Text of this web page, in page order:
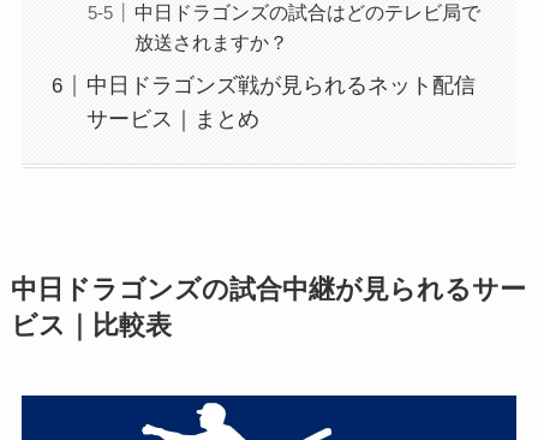
中日ドラゴンズの試合はどのテレビ局で
放送されますか？
中日ドラゴンズ戦が見られるネット配信
サービス｜まとめ
中日ドラゴンズの試合中継が見られるサー
ビス｜比較表